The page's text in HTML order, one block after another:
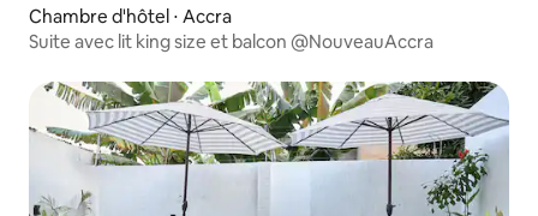
Chambre d'hôtel ⋅ Accra
Suite avec lit king size et balcon @NouveauAccra